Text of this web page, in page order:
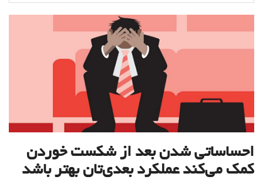
احساساتی شدن بعد از شکست خوردن
کمک می‌کند عملکرد‌ بعدی‌تان بهتر باشد